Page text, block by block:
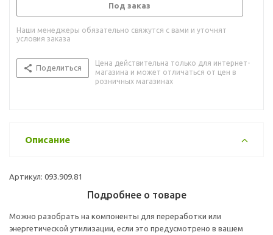
Под заказ
Наши менеджеры обязательно свяжутся с вами и уточнят
условия заказа
Поделиться
Цена действительна только для интернет-
магазина и может отличаться от цен в
розничных магазинах
Описание
Артикул: 093.909.81
Подробнее о товаре
Можно разобрать на компоненты для переработки или
энергетической утилизации, если это предусмотрено в вашем